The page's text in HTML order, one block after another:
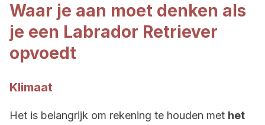
Waar je aan moet denken als
je een Labrador Retriever
opvoedt
Klimaat
Het is belangrijk om rekening te houden met het